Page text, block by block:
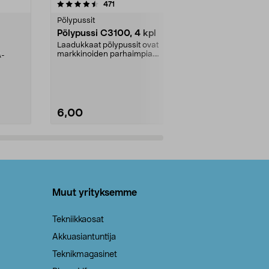
471
Pölypussit
Pölypussi C3100, 4 kpl
Laadukkaat pölypussit ovat
markkinoiden parhaimpia.
6,00
4.5viidestä
Muut yrityksemme
Tekniikkaosat
Akkuasiantuntija
Teknikmagasinet